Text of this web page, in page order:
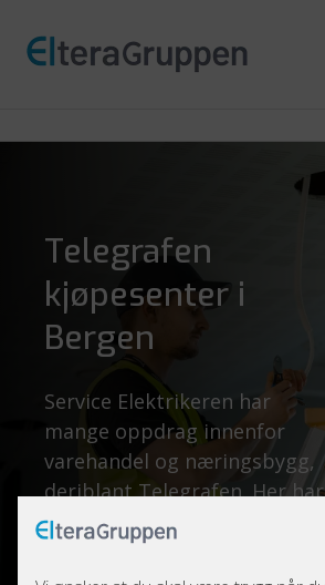
Telegrafen
kjøpesenter i
Bergen
Service Elektrikeren har
mange oppdrag innenfor
varehandel og næringsbygg,
deriblant Telegrafen. Her har
Service Elektrikeren hatt
jobben med å gjennomføre